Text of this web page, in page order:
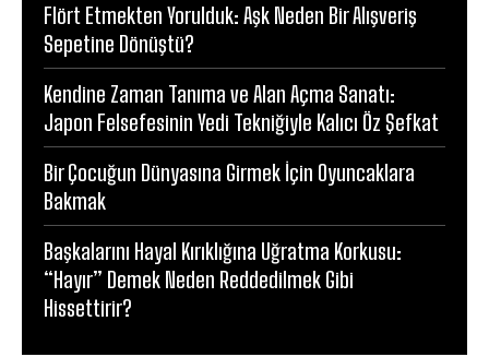
Flört Etmekten Yorulduk: Aşk Neden Bir Alışveriş
Sepetine Dönüştü?
Kendine Zaman Tanıma ve Alan Açma Sanatı:
Japon Felsefesinin Yedi Tekniğiyle Kalıcı Öz Şefkat
Bir Çocuğun Dünyasına Girmek İçin Oyuncaklara
Bakmak
Başkalarını Hayal Kırıklığına Uğratma Korkusu:
“Hayır” Demek Neden Reddedilmek Gibi
Hissettirir?